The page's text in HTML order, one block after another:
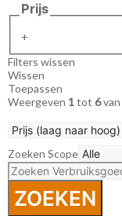
Prijs
+
Filters wissen
Wissen
Toepassen
Weergeven 1tot 6van
Zoeken Scope
ZOEKEN